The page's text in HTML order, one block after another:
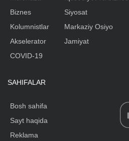
Biznes
Kolumnistlar
Akselerator
Siyosat
Markaziy Osiyo
Jamiyat
COVID-19
SAHIFALAR
Bosh sahifa
Sayt haqida
Reklama